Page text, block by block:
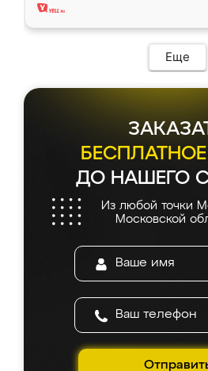
Еще
ДО НАШЕГО
Из любой точки
Московской